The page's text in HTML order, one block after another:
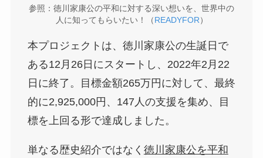
参照：徳川家康公の平和に対する深い想いを、世界中の
人に知ってもらいたい！（READYFOR）
本プロジェクトは、徳川家康公の生誕日で
ある12月26日にスタートし、2022年2月22
日に終了。目標金額265万円に対して、最終
的に2,925,000円、147人の支援を集め、目
標を上回る形で達成しました。
単なる歴史紹介ではなく 徳川家康公を平和